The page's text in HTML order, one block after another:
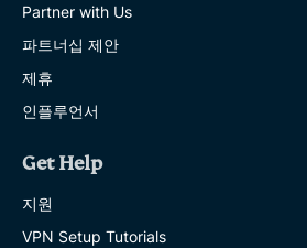
Partner with Us
파트너십 제안
제휴
인플루언서
Get Help
지원
VPN Setup Tutorials